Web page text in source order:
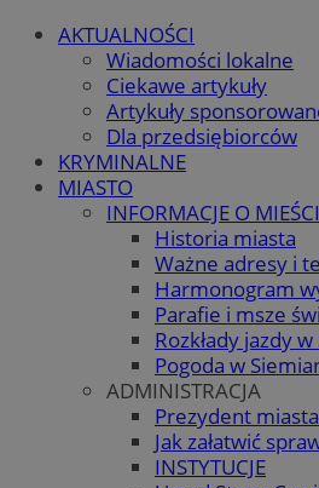
AKTUALNOŚCI
Wiadomości lokalne
Ciekawe artykuły
Artykuły
Dla przedsiębiorców
KRYMINALNE
MIASTO
INFORMACJE O
Historia miasta
Ważne adresy i
Harmonogram
Parafie i msze
Rozkłady jazdy
Pogoda w
ADMINISTRACJA
Prezydent miasta
Jak załatwić
INSTYTUCJE